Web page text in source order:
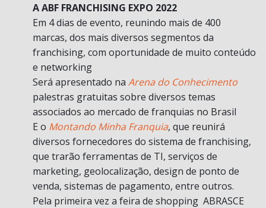
A ABF FRANCHISING EXPO 2022
Em 4 dias de evento, reunindo mais de 400
marcas, dos mais diversos segmentos da
franchising, com oportunidade de muito conteúdo
e networking
Será apresentado na Arena do Conhecimento
palestras gratuitas sobre diversos temas
associados ao mercado de franquias no Brasil
E o Montando Minha Franquia, que reunirá
diversos fornecedores do sistema de franchising,
que trarão ferramentas de TI, serviços de
marketing, geolocalização, design de ponto de
venda, sistemas de pagamento, entre outros.
Pela primeira vez a feira de shopping ABRASCE